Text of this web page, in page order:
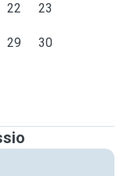
22 23
29 30